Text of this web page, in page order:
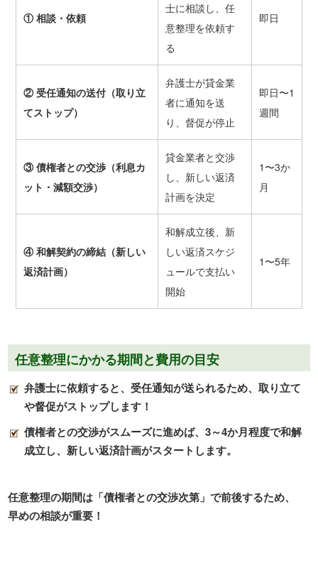
①相談・依頼
士に相談し、任
意整理を依頼す
る
即日
②受任通知の送付（取り立
てストップ）
弁護士が貸金業
者に通知を送
り、督促が停止
即日〜1
週間
③債権者との交渉（利息カ
ット・減額交渉）
貸金業者と交渉
し、新しい返済
計画を決定
1〜3か
月
④和解契約の締結（新しい
返済計画）
和解成立後、新
しい返済スケジ
ュールで支払い
開始
1〜5年
任意整理にかかる期間と費用の目安
弁護士に依頼すると、受任通知が送られるため、取り立て
や督促がストップします！
債権者との交渉がスムーズに進めば、3～4か月程度で和解
成立し、新しい返済計画がスタートします。
任意整理の期間は「債権者との交渉次第」で前後するため、
早めの相談が重要！